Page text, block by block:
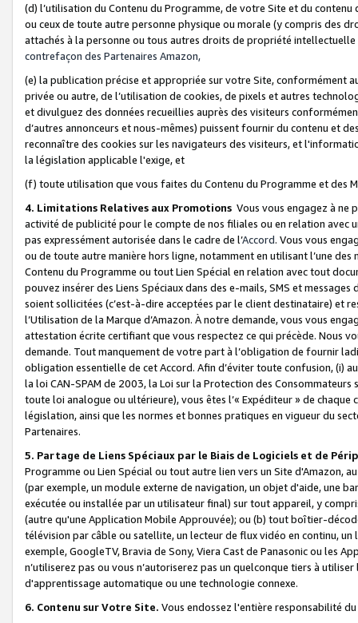
(d) l’utilisation du Contenu du Programme, de votre Site et du
ou ceux de toute autre personne physique ou morale (y compris des
attachés à la personne ou tous autres droits de propriété
contrefaçon des Partenaires Amazon,
(e) la publication précise et appropriée sur votre Site, conformément
privée ou autre, de l’utilisation de cookies, de pixels et autres
et divulguez des données recueillies auprès des visiteurs
d’autres annonceurs et nous-mêmes) puissent fournir du contenu et
reconnaître des cookies sur les navigateurs des visiteurs, et
la législation applicable l'exige, et
(f) toute utilisation que vous faites du Contenu du Programme et des
4. Limitations Relatives aux Promotions Vous vous engagez à ne
activité de publicité pour le compte de nos filiales ou en relation avec
pas expressément autorisée dans le cadre de l’Accord. Vous vous
ou de toute autre manière hors ligne, notamment en utilisant l’une
Contenu du Programme ou tout Lien Spécial en relation avec tout
pouvez insérer des Liens Spéciaux dans des e-mails, SMS et
soient sollicitées (c’est-à-dire acceptées par le client destinataire) et
l’Utilisation de la Marque d’Amazon. À notre demande, vous vous
attestation écrite certifiant que vous respectez ce qui précède. Nous
demande. Tout manquement de votre part à l’obligation de fournir
obligation essentielle de cet Accord. Afin d’éviter toute confusion, (i)
la loi CAN-SPAM de 2003, la Loi sur la Protection des
toute loi analogue ou ultérieure), vous êtes l’« Expéditeur » de
législation, ainsi que les normes et bonnes pratiques en vigueur du
Partenaires.
5. Partage de Liens Spéciaux par le Biais de Logiciels et de
Programme ou Lien Spécial ou tout autre lien vers un Site d'Amazon,
(par exemple, un module externe de navigation, un objet d'aide, une
exécutée ou installée par un utilisateur final) sur tout appareil, y
(autre qu'une Application Mobile Approuvée); ou (b) tout boîtier-
télévision par câble ou satellite, un lecteur de flux vidéo en continu,
exemple, GoogleTV, Bravia de Sony, Viera Cast de Panasonic ou les
n’utiliserez pas ou vous n’autoriserez pas un quelconque tiers à
d'apprentissage automatique ou une technologie connexe.
6. Contenu sur Votre Site. Vous endossez l'entière responsabilité